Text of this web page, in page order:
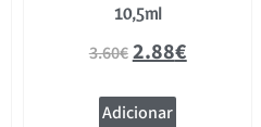
10,5ml
3.60€2.88€
Adicionar